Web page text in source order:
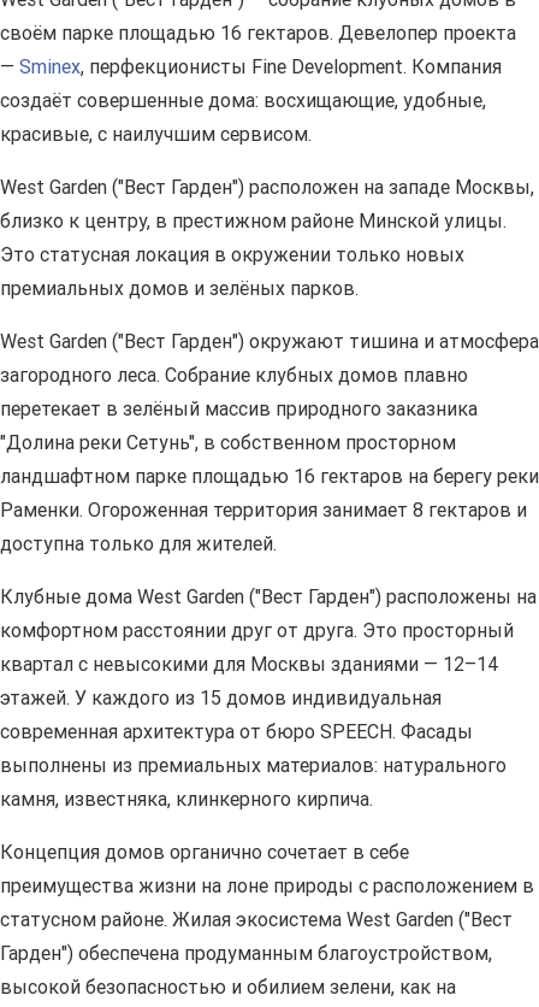
своём парке площадью 16 гектаров. Девелопер проекта
— Sminex, перфекционисты Fine Development. Компания
создаёт совершенные дома: восхищающие, удобные,
красивые, с наилучшим сервисом.
West Garden ("Вест Гарден") расположен на западе Москвы,
близко к центру, в престижном районе Минской улицы.
Это статусная локация в окружении только новых
премиальных домов и зелёных парков.
West Garden ("Вест Гарден") окружают тишина и атмосфера
загородного леса. Собрание клубных домов плавно
перетекает в зелёный массив природного заказника
"Долина реки Сетунь", в собственном просторном
ландшафтном парке площадью 16 гектаров на берегу реки
Раменки. Огороженная территория занимает 8 гектаров и
доступна только для жителей.
Клубные дома West Garden ("Вест Гарден") расположены на
комфортном расстоянии друг от друга. Это просторный
квартал с невысокими для Москвы зданиями — 12–14
этажей. У каждого из 15 домов индивидуальная
современная архитектура от бюро SPEECH. Фасады
выполнены из премиальных материалов: натурального
камня, известняка, клинкерного кирпича.
Концепция домов органично сочетает в себе
преимущества жизни на лоне природы с расположением в
статусном районе. Жилая экосистема West Garden ("Вест
Гарден") обеспечена продуманным благоустройством,
высокой безопасностью и обилием зелени, как на